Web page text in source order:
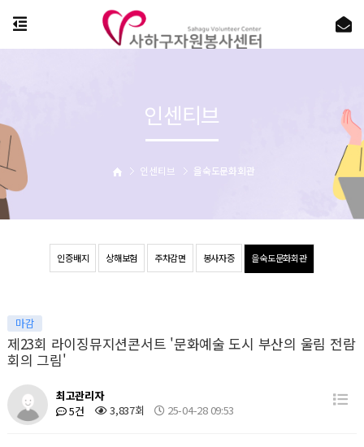
인증배지 상해보험 주차감면 봉사자증 을숙도문화회관
인센티브 을숙도문화회관
인센티브
마감
제23회 라이징뮤지션콘서트 '문화예술 도시 부산의 울림 전람
회의 그림'
최고관리자
5건
3,837회 25-04-28 09:53